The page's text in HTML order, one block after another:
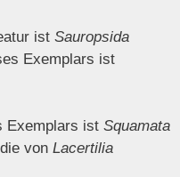
ist Sauropsida
Exemplars ist
Exemplars ist Squamata
von Lacertilia